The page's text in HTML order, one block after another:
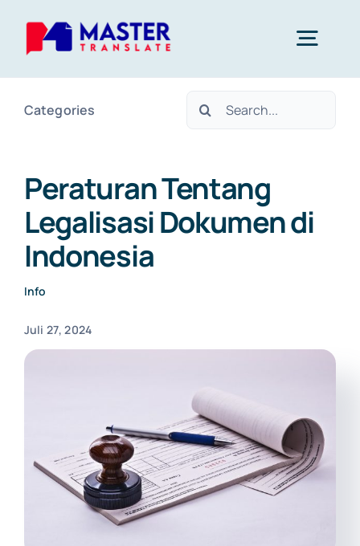
Home
About Us
Kontak
Categories
Search
Peraturan Tentang
Legalisasi Dokumen di
Indonesia
Info
Juli 27, 2024